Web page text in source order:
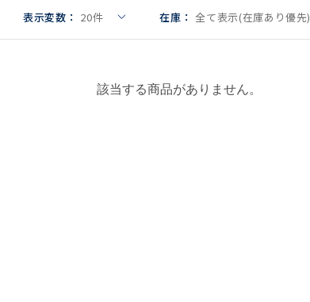
表示変数： 20件 在庫： 全て表示(在庫あり優先)
該当する商品がありません。